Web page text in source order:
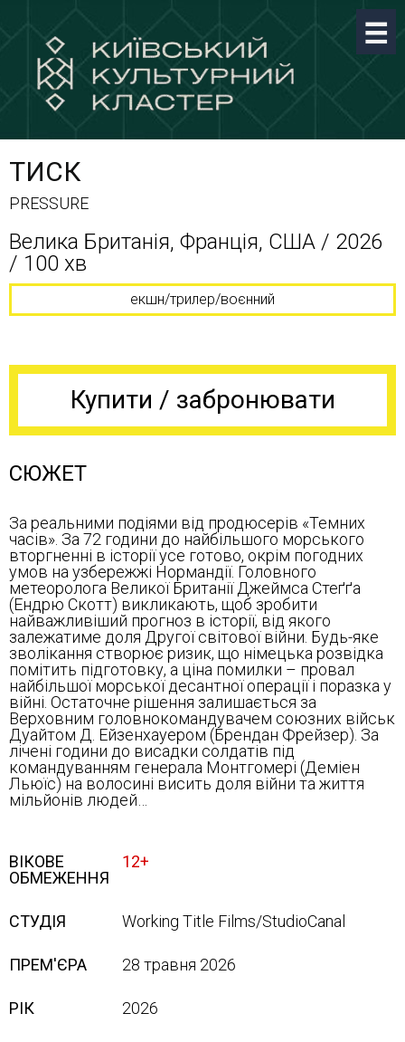
ТИСК
PRESSURE
Велика Британія, Франція, США / 2026
/ 100 хв
екшн/трилер/воєнний
Купити / забронювати
СЮЖЕТ
За реальними подіями від продюсерів «Темних
часів». За 72 години до найбільшого морського
вторгненні в історії усе готово, окрім погодних
умов на узбережжі Нормандії. Головного
метеоролога Великої Британії Джеймса Стеґґа
(Ендрю Скотт) викликають, щоб зробити
найважливіший прогноз в історії, від якого
залежатиме доля Другої світової війни. Будь-яке
зволікання створює ризик, що німецька розвідка
помітить підготовку, а ціна помилки – провал
найбільшої морської десантної операції і поразка у
війні. Остаточне рішення залишається за
Верховним головнокомандувачем союзних військ
Дуайтом Д. Ейзенхауером (Брендан Фрейзер). За
лічені години до висадки солдатів під
командуванням генерала Монтгомері (Деміен
Льюїс) на волосині висить доля війни та життя
мільйонів людей…
ВІКОВЕ
ОБМЕЖЕННЯ
12+
СТУДІЯ Working Title Films/StudioCanal
ПРЕМ'ЄРА 28 травня 2026
РІК 2026